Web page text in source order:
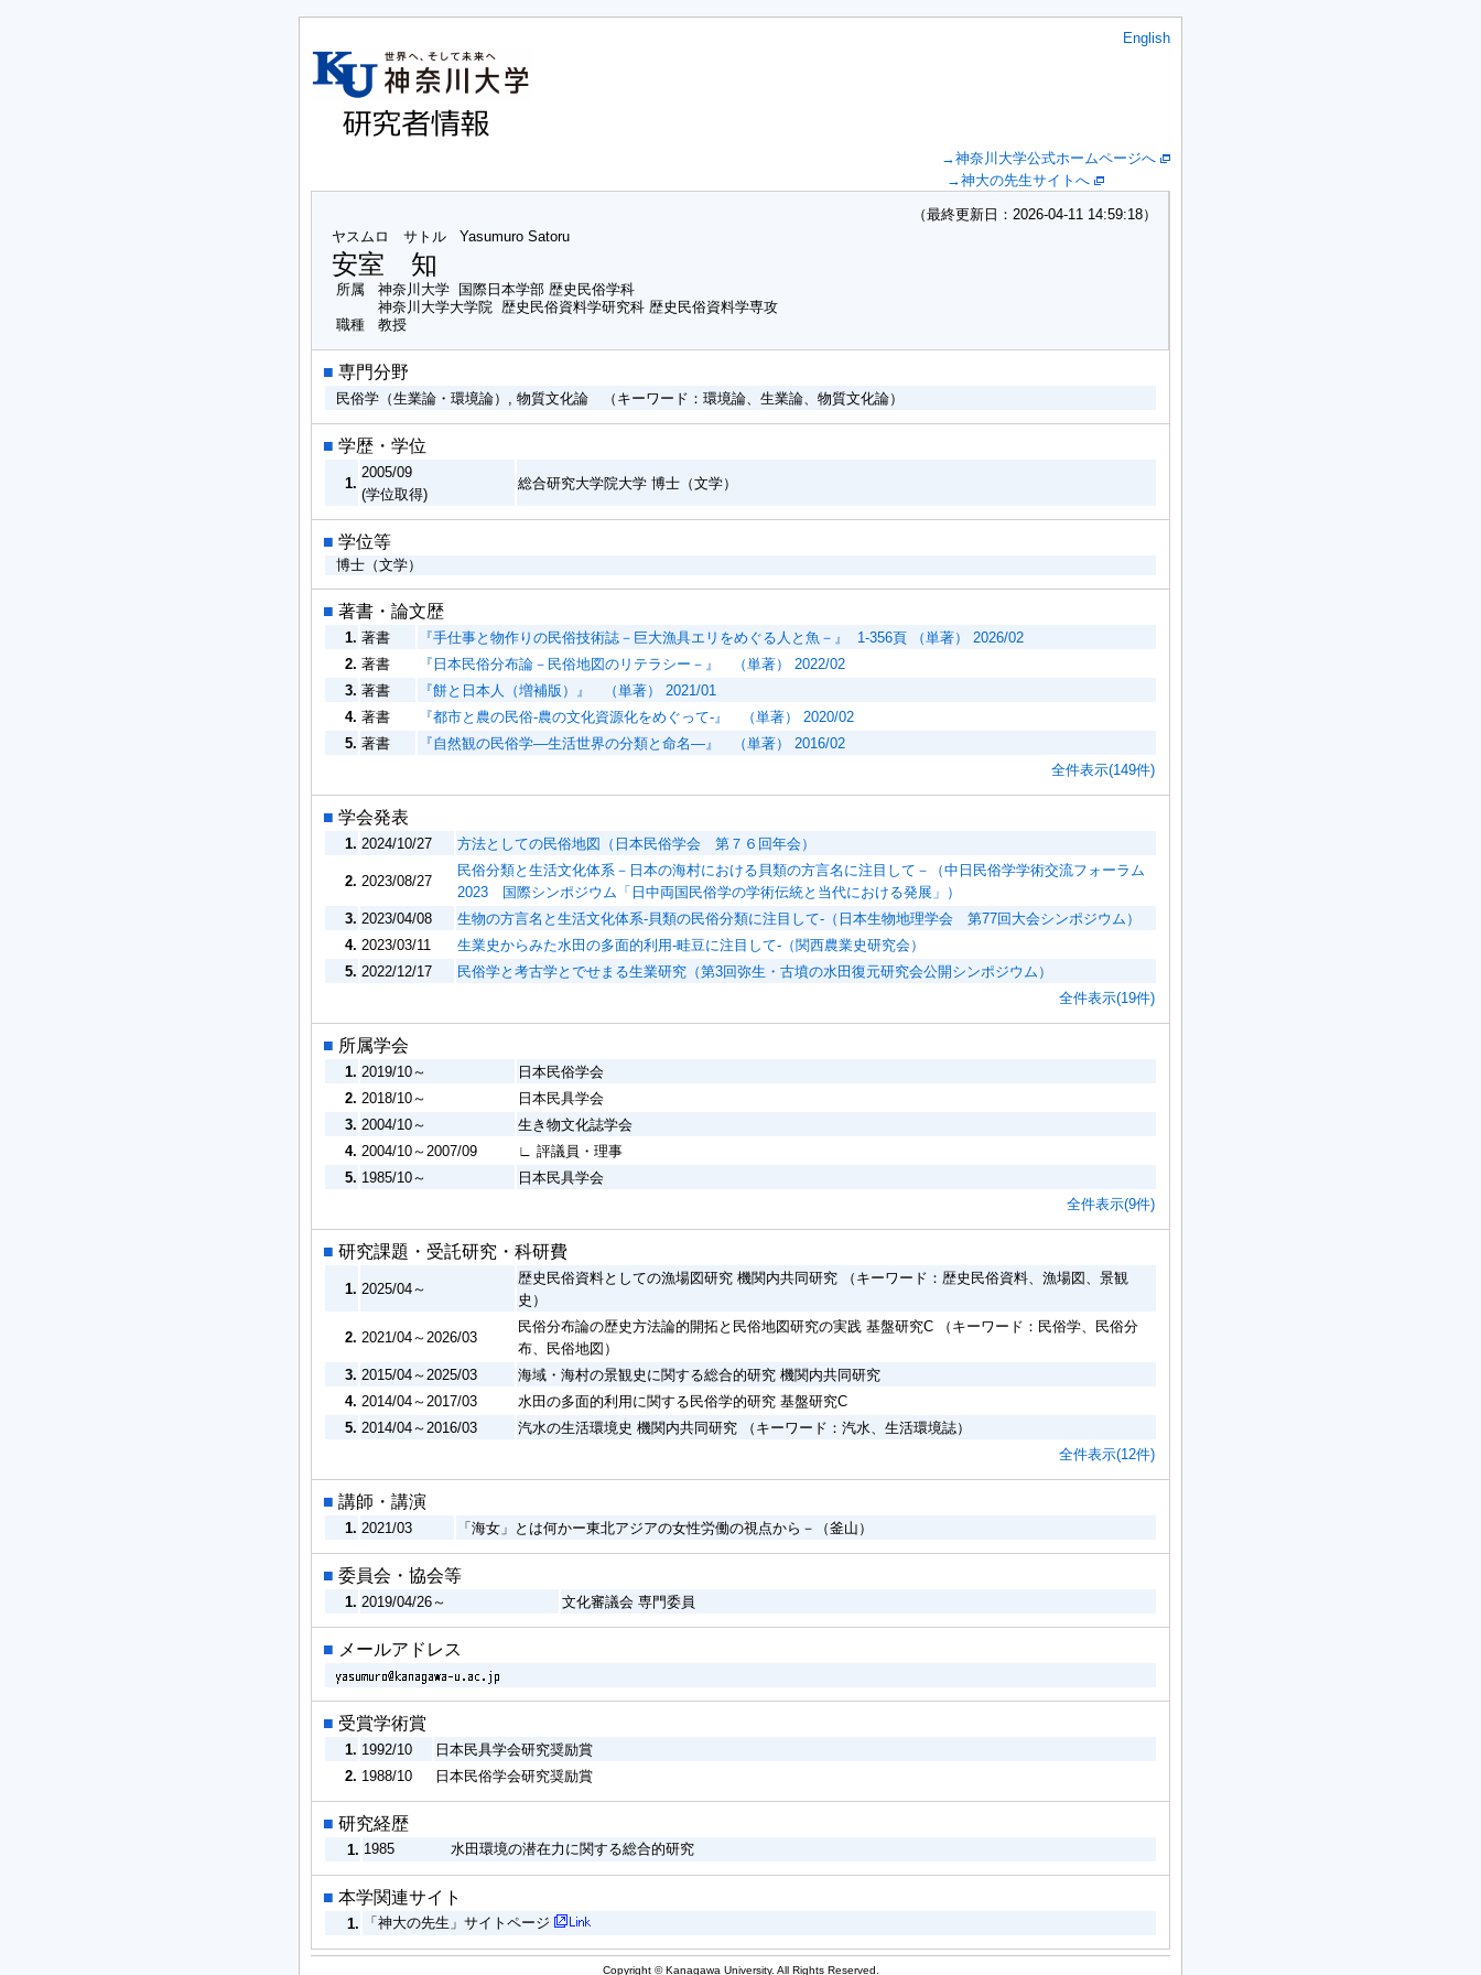
English
→神奈川大学公式ホームページへ
→神大の先生サイトへ
（最終更新日：2026-04-11 14:59:18）
ヤスムロ サトル
Yasumuro Satoru
安室 知
所属
神奈川大学 国際日本学部 歴史民俗学科
神奈川大学大学院 歴史民俗資料学研究科 歴史民俗資料学専攻
職種
教授
■ 専門分野
民俗学（生業論・環境論）, 物質文化論 （キーワード：環境論、生業論、物質文化論）
■ 学歴・学位
1.
2005/09
(学位取得)
総合研究大学院大学 博士（文学）
■ 学位等
博士（文学）
■ 著書・論文歴
1. 著書
『手仕事と物作りの民俗技術誌－巨大漁具エリをめぐる人と魚－』 1-356頁 （単著） 2026/02
2. 著書
『日本民俗分布論－民俗地図のリテラシー－』 （単著） 2022/02
3. 著書
『餅と日本人（増補版）』 （単著） 2021/01
4. 著書
『都市と農の民俗-農の文化資源化をめぐって-』 （単著） 2020/02
5. 著書
『自然観の民俗学―生活世界の分類と命名―』 （単著） 2016/02
全件表示(149件)
■ 学会発表
1. 2024/10/27 方法としての民俗地図（日本民俗学会 第７６回年会）
2. 2023/08/27
民俗分類と生活文化体系－日本の海村における貝類の方言名に注目して－（中日民俗学学術交流フォーラム
2023 国際シンポジウム「日中両国民俗学の学術伝統と当代における発展」）
3. 2023/04/08
生物の方言名と生活文化体系-貝類の民俗分類に注目して-（日本生物地理学会 第77回大会シンポジウム）
4. 2023/03/11
生業史からみた水田の多面的利用-畦豆に注目して-（関西農業史研究会）
5. 2022/12/17
民俗学と考古学とでせまる生業研究（第3回弥生・古墳の水田復元研究会公開シンポジウム）
全件表示(19件)
■ 所属学会
1. 2019/10～
日本民俗学会
2. 2018/10～
日本民具学会
3. 2004/10～
生き物文化誌学会
4. 2004/10～2007/09
∟ 評議員・理事
5. 1985/10～
日本民具学会
全件表示(9件)
■ 研究課題・受託研究・科研費
1. 2025/04～
歴史民俗資料としての漁場図研究 機関内共同研究 （キーワード：歴史民俗資料、漁場図、景観
史）
2. 2021/04～2026/03
民俗分布論の歴史方法論的開拓と民俗地図研究の実践 基盤研究C （キーワード：民俗学、民俗分
布、民俗地図）
3. 2015/04～2025/03
海域・海村の景観史に関する総合的研究 機関内共同研究
4. 2014/04～2017/03
水田の多面的利用に関する民俗学的研究 基盤研究C
5. 2014/04～2016/03
汽水の生活環境史 機関内共同研究 （キーワード：汽水、生活環境誌）
全件表示(12件)
■ 講師・講演
1. 2021/03 「海女」とは何かー東北アジアの女性労働の視点から－（釜山）
■ 委員会・協会等
1. 2019/04/26～ 文化審議会 専門委員
■ メールアドレス
■ 受賞学術賞
1. 1992/10
日本民具学会研究奨励賞
2. 1988/10 日本民俗学会研究奨励賞
■ 研究経歴
1. 1985 水田環境の潜在力に関する総合的研究
■ 本学関連サイト
1. 「神大の先生」サイトページ
Copyright © Kanagawa University. All Rights Reserved.